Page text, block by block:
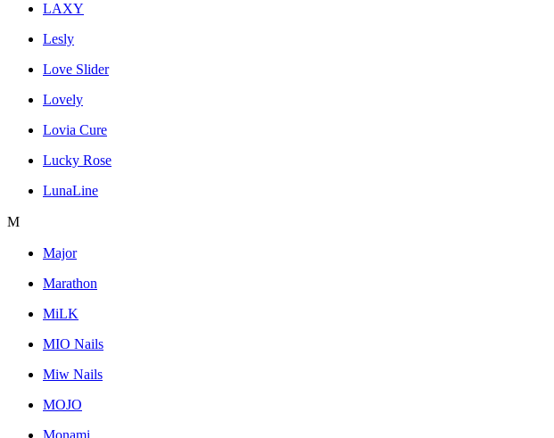
LAXY
Lesly
Love Slider
Lovely
Lovia Cure
Lucky Rose
LunaLine
M
Major
Marathon
MiLK
MIO Nails
Miw Nails
MOJO
Monami